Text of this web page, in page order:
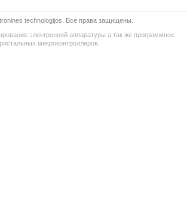
technologijos. Все права защищены.
электронной аппаратуры а так же программное
микроконтроллеров.